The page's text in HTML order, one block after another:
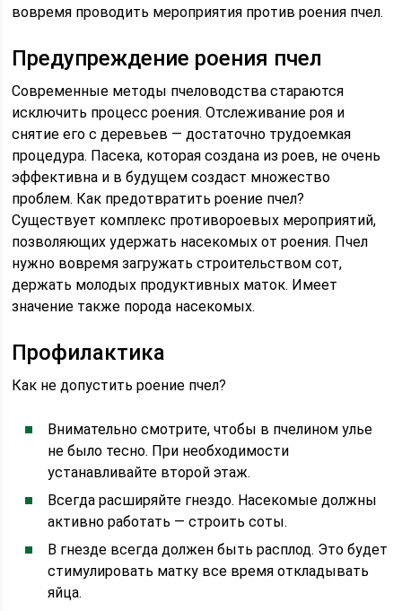
вовремя проводить мероприятия против роения пчел.
Предупреждение роения пчел
Современные методы пчеловодства стараются
исключить процесс роения. Отслеживание роя и
снятие его с деревьев — достаточно трудоемкая
процедура. Пасека, которая создана из роев, не очень
эффективна и в будущем создаст множество
проблем. Как предотвратить роение пчел?
Существует комплекс противороевых мероприятий,
позволяющих удержать насекомых от роения. Пчел
нужно вовремя загружать строительством сот,
держать молодых продуктивных маток. Имеет
значение также порода насекомых.
Профилактика
Как не допустить роение пчел?
Внимательно смотрите, чтобы в пчелином улье
не было тесно. При необходимости
устанавливайте второй этаж.
Всегда расширяйте гнездо. Насекомые должны
активно работать — строить соты.
В гнезде всегда должен быть расплод. Это будет
стимулировать матку все время откладывать
яйца.